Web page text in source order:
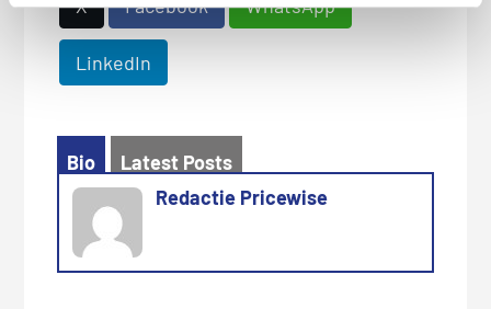
X Facebook WhatsApp
LinkedIn
Bio
Latest Posts
Redactie Pricewise